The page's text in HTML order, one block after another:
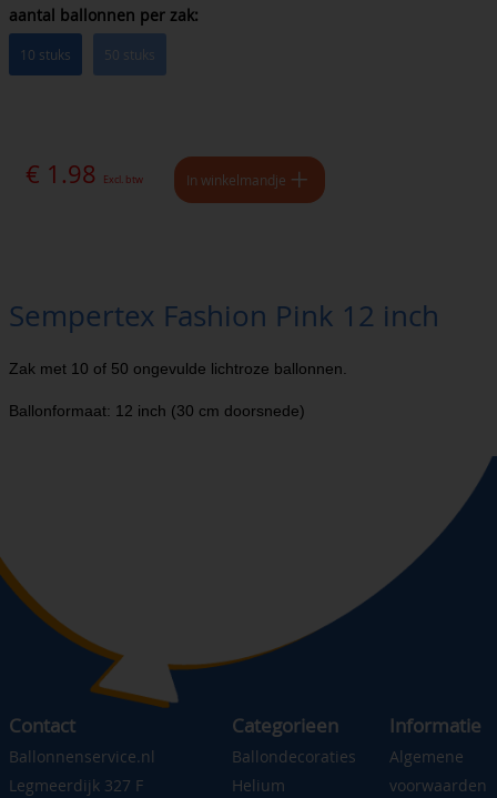
aantal ballonnen per zak:
10 stuks 50 stuks
€ 1.98 Excl. btw In winkelmandje
Sempertex Fashion Pink 12 inch
Zak met 10 of 50 ongevulde lichtroze ballonnen.
Ballonformaat: 12 inch (30 cm doorsnede)
Contact
Ballonnenservice.nl
Legmeerdijk 327 F
Categorieen
Ballondecoraties
Helium
Informatie
Algemene
voorwaarden